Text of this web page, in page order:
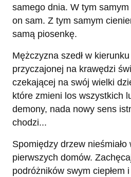
samego dnia. W tym
on sam. Z tym samym
samą piosenkę.
Mężczyzna szedł w
przyczajonej na krawędzi
czekającej na swój wielki
które zmieni los wszystkich
demony, nada nowy sens
chodzi...
Spomiędzy drzew nieśmiało
pierwszych domów.
podróżników swym ciepłem